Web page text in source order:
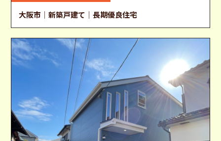
大阪市｜新築戸建て｜長期優良住宅